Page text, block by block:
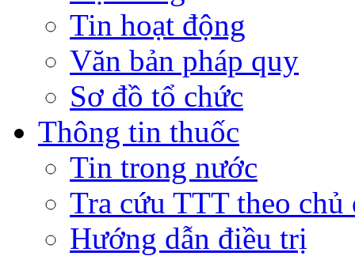
Tin hoạt động
Văn bản pháp quy
Sơ đồ tổ chức
Thông tin thuốc
Tin trong nước
Tra cứu TTT theo
Hướng dẫn điều trị